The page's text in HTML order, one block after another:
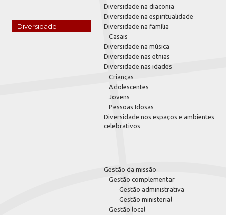
Diversidade
Diversidade na diaconia
Diversidade na espiritualidade
Diversidade na família
Casais
Diversidade na música
Diversidade nas etnias
Diversidade nas idades
Crianças
Adolescentes
Jovens
Pessoas Idosas
Diversidade nos espaços e ambientes
celebrativos
Gestão da missão
Gestão complementar
Gestão administrativa
Gestão ministerial
Gestão local